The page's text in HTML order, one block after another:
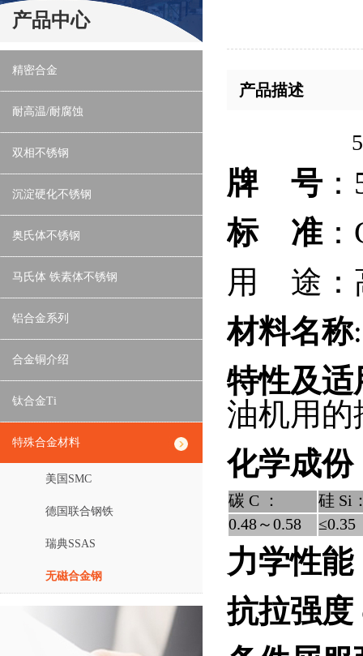
产品中心
精密合金
耐高温/耐腐蚀
双相不锈钢
沉淀硬化不锈钢
奥氏体不锈钢
马氏体 铁素体不锈钢
铝合金系列
合金铜介绍
钛合金Ti
特殊合金材料
美国SMC
德国联合钢铁
瑞典SSAS
无磁合金钢
产品描述
牌 号
标 准：
用 途：
材料名称
特性及适
油机用的
化学成份
碳 C ：
硅 Si
0.48～0.58
≤0.35
力学性能
抗拉强度